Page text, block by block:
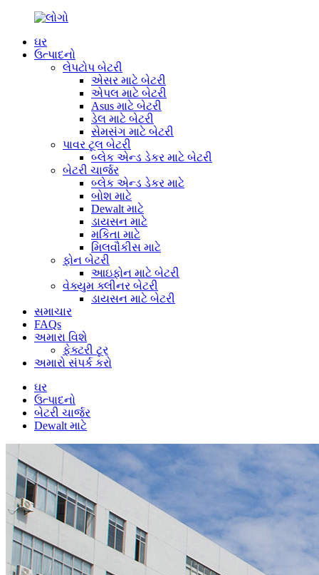
ઘર
ઉત્પાદનો
લેપટોપ બેટરી
એસર માટે બેટરી
એપલ માટે બેટરી
Asus માટે બેટરી
ડેલ માટે બેટરી
સેમસંગ માટે બેટરી
પાવર ટૂલ બેટરી
બ્લેક એન્ડ ડેકર માટે બેટરી
બેટરી ચાર્જર
બ્લેક એન્ડ ડેકર માટે
બોશ માટે
Dewalt માટે
ડાયસન માટે
મકિતા માટે
મિલવૌકીસ માટે
ફોન બેટરી
આઇફોન માટે બેટરી
વેક્યુમ ક્લીનર બેટરી
ડાયસન માટે બેટરી
સમાચાર
FAQs
અમારા વિશે
ફેક્ટરી ટૂર
અમારો સંપર્ક કરો
ઘર
ઉત્પાદનો
બેટરી ચાર્જર
Dewalt માટે